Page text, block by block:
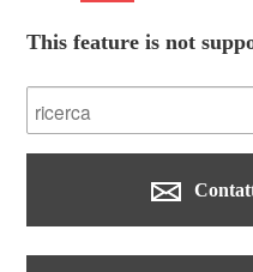
This feature is not